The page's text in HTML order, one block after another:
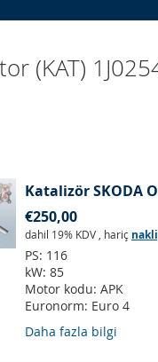
(KAT)
Katalizör SKODA
€250,00
dahil 19% KDV , hariç
PS: 116
kW: 85
Motor kodu: APK
Euronorm: Euro 4
Daha fazla bilgi